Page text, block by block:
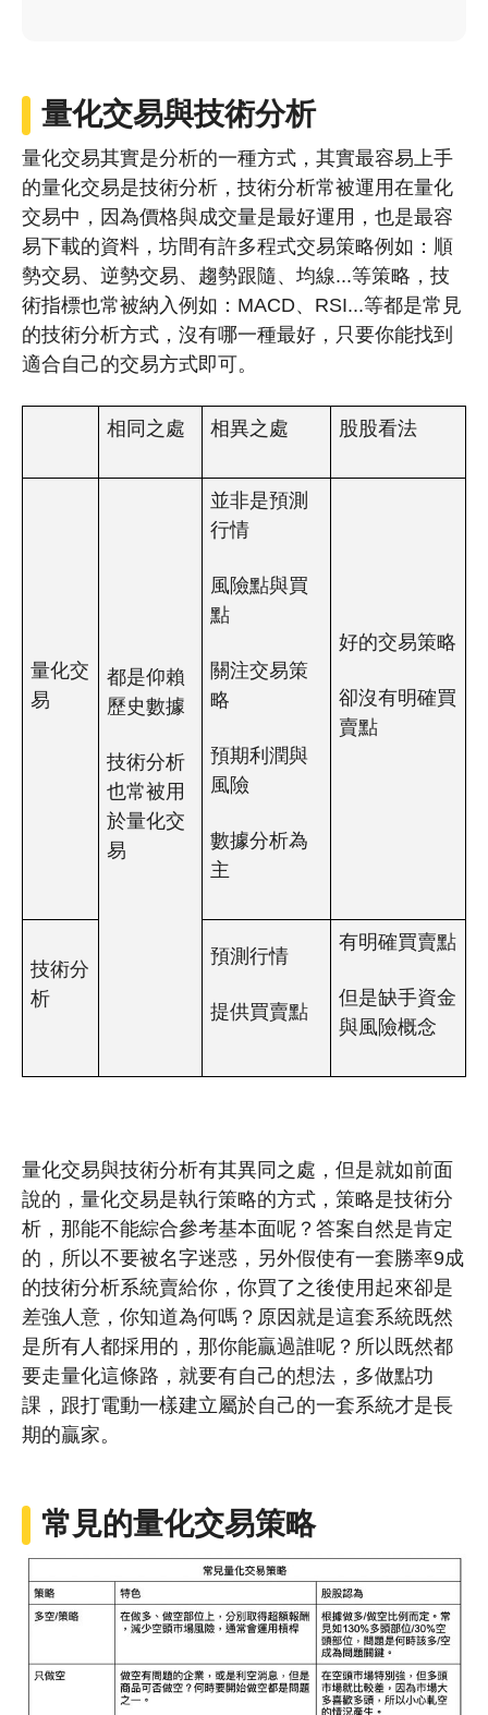
量化交易與技術分析
量化交易其實是分析的一種方式，其實最容易上手
的量化交易是技術分析，技術分析常被運用在量化
交易中，因為價格與成交量是最好運用，也是最容
易下載的資料，坊間有許多程式交易策略例如：順
勢交易、逆勢交易、趨勢跟隨、均線...等策略，技
術指標也常被納入例如：MACD、RSI...等都是常見
的技術分析方式，沒有哪一種最好，只要你能找到
適合自己的交易方式即可。
相同之處 相異之處 股股看法
量化交
易
都是仰賴
歷史數據
技術分析
也常被用
於量化交
易
並非是預測
行情
風險點與買
點
關注交易策
略
預期利潤與
風險
數據分析為
主
好的交易策略
卻沒有明確買
賣點
技術分
析
預測行情
提供買賣點
有明確買賣點
但是缺手資金
與風險概念
量化交易與技術分析有其異同之處，但是就如前面
說的，量化交易是執行策略的方式，策略是技術分
析，那能不能綜合參考基本面呢？答案自然是肯定
的，所以不要被名字迷惑，另外假使有一套勝率9成
的技術分析系統賣給你，你買了之後使用起來卻是
差強人意，你知道為何嗎？原因就是這套系統既然
是所有人都採用的，那你能贏過誰呢？所以既然都
要走量化這條路，就要有自己的想法，多做點功
課，跟打電動一樣建立屬於自己的一套系統才是長
期的贏家。
常見的量化交易策略